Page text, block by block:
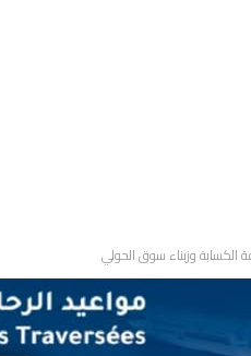
وزبناء سوق الحولي